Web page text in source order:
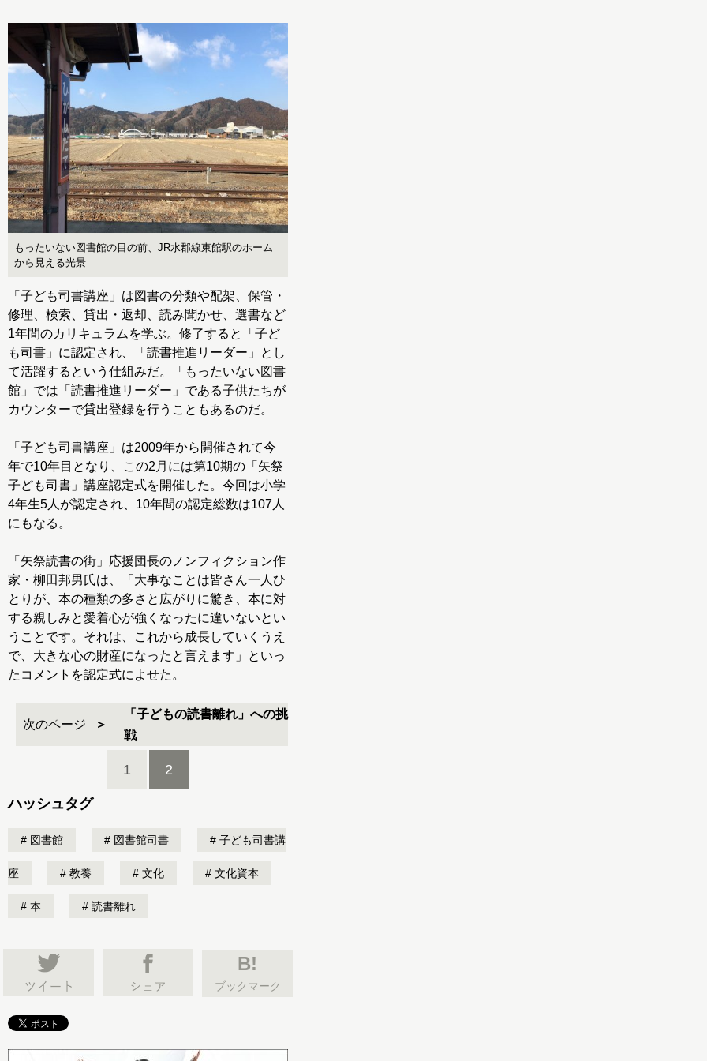
もったいない図書館の目の前、JR水郡線東館駅のホーム
から見える光景
「子ども司書講座」は図書の分類や配架、保管・
修理、検索、貸出・返却、読み聞かせ、選書など
1年間のカリキュラムを学ぶ。修了すると「子ど
も司書」に認定され、「読書推進リーダー」とし
て活躍するという仕組みだ。「もったいない図書
館」では「読書推進リーダー」である子供たちが
カウンターで貸出登録を行うこともあるのだ。
「子ども司書講座」は2009年から開催されて今
年で10年目となり、この2月には第10期の「矢祭
子ども司書」講座認定式を開催した。今回は小学
4年生5人が認定され、10年間の認定総数は107人
にもなる。
「矢祭読書の街」応援団長のノンフィクション作
家・柳田邦男氏は、「大事なことは皆さん一人ひ
とりが、本の種類の多さと広がりに驚き、本に対
する親しみと愛着心が強くなったに違いないとい
うことです。それは、これから成長していくうえ
で、大きな心の財産になったと言えます」といっ
たコメントを認定式によせた。
次のページ
「子どもの読書離れ」への挑
戦
1 2
ハッシュタグ
図書館 図書館司書 子ども司書講
座 教養 文化 文化資本
本 読書離れ
B!
ブックマーク